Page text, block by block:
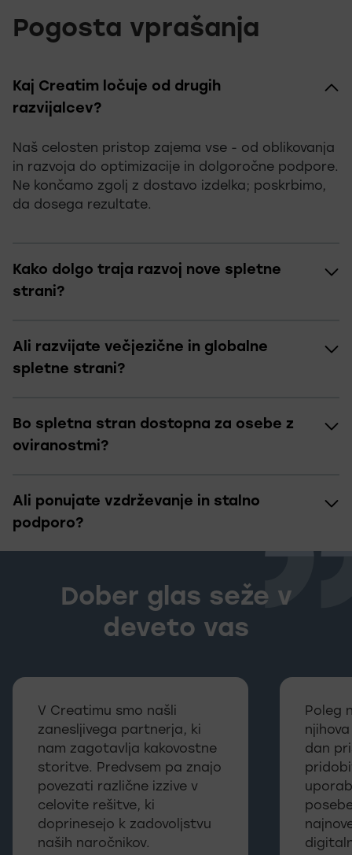
Pogosta vprašanja
Kaj Creatim ločuje od drugih
razvijalcev?
Naš celosten pristop zajema vse - od oblikovanja
in razvoja do optimizacije in dolgoročne podpore.
Ne končamo zgolj z dostavo izdelka; poskrbimo,
da dosega rezultate.
Kako dolgo traja razvoj nove spletne
strani?
Ali razvijate večjezične in globalne
spletne strani?
Bo spletna stran dostopna za osebe z
oviranostmi?
Ali ponujate vzdrževanje in stalno
podporo?
Dober glas seže v
deveto vas
V Creatimu smo našli
zanesljivega partnerja, ki
nam zagotavlja kakovostne
storitve. Predvsem pa znajo
povezati različne izzive v
celovite rešitve, ki
doprinesejo k zadovoljstvu
naših naročnikov.
Poleg
dan